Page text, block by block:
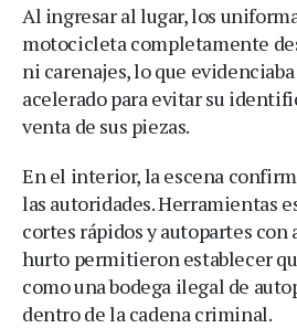
Al ingresar al lugar, los
motocicleta completamente
ni carenajes, lo que
acelerado para evitar su
venta de sus piezas.
En el interior, la escena
las autoridades. Herramientas
cortes rápidos y autopartes
hurto permitieron establecer
como una bodega ilegal de
dentro de la cadena criminal.